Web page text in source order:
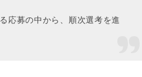
応募の中から、順次選考を進